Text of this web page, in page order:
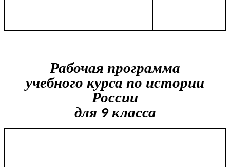
Рабочая программа
учебного курса по истории
России
для 9 класса